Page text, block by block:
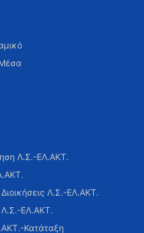
Λ.Σ.-ΕΛ.ΑΚΤ.
Λ.Σ.-ΕΛ.ΑΚΤ.
ΕΛ.ΑΚΤ.
Κατάταξη